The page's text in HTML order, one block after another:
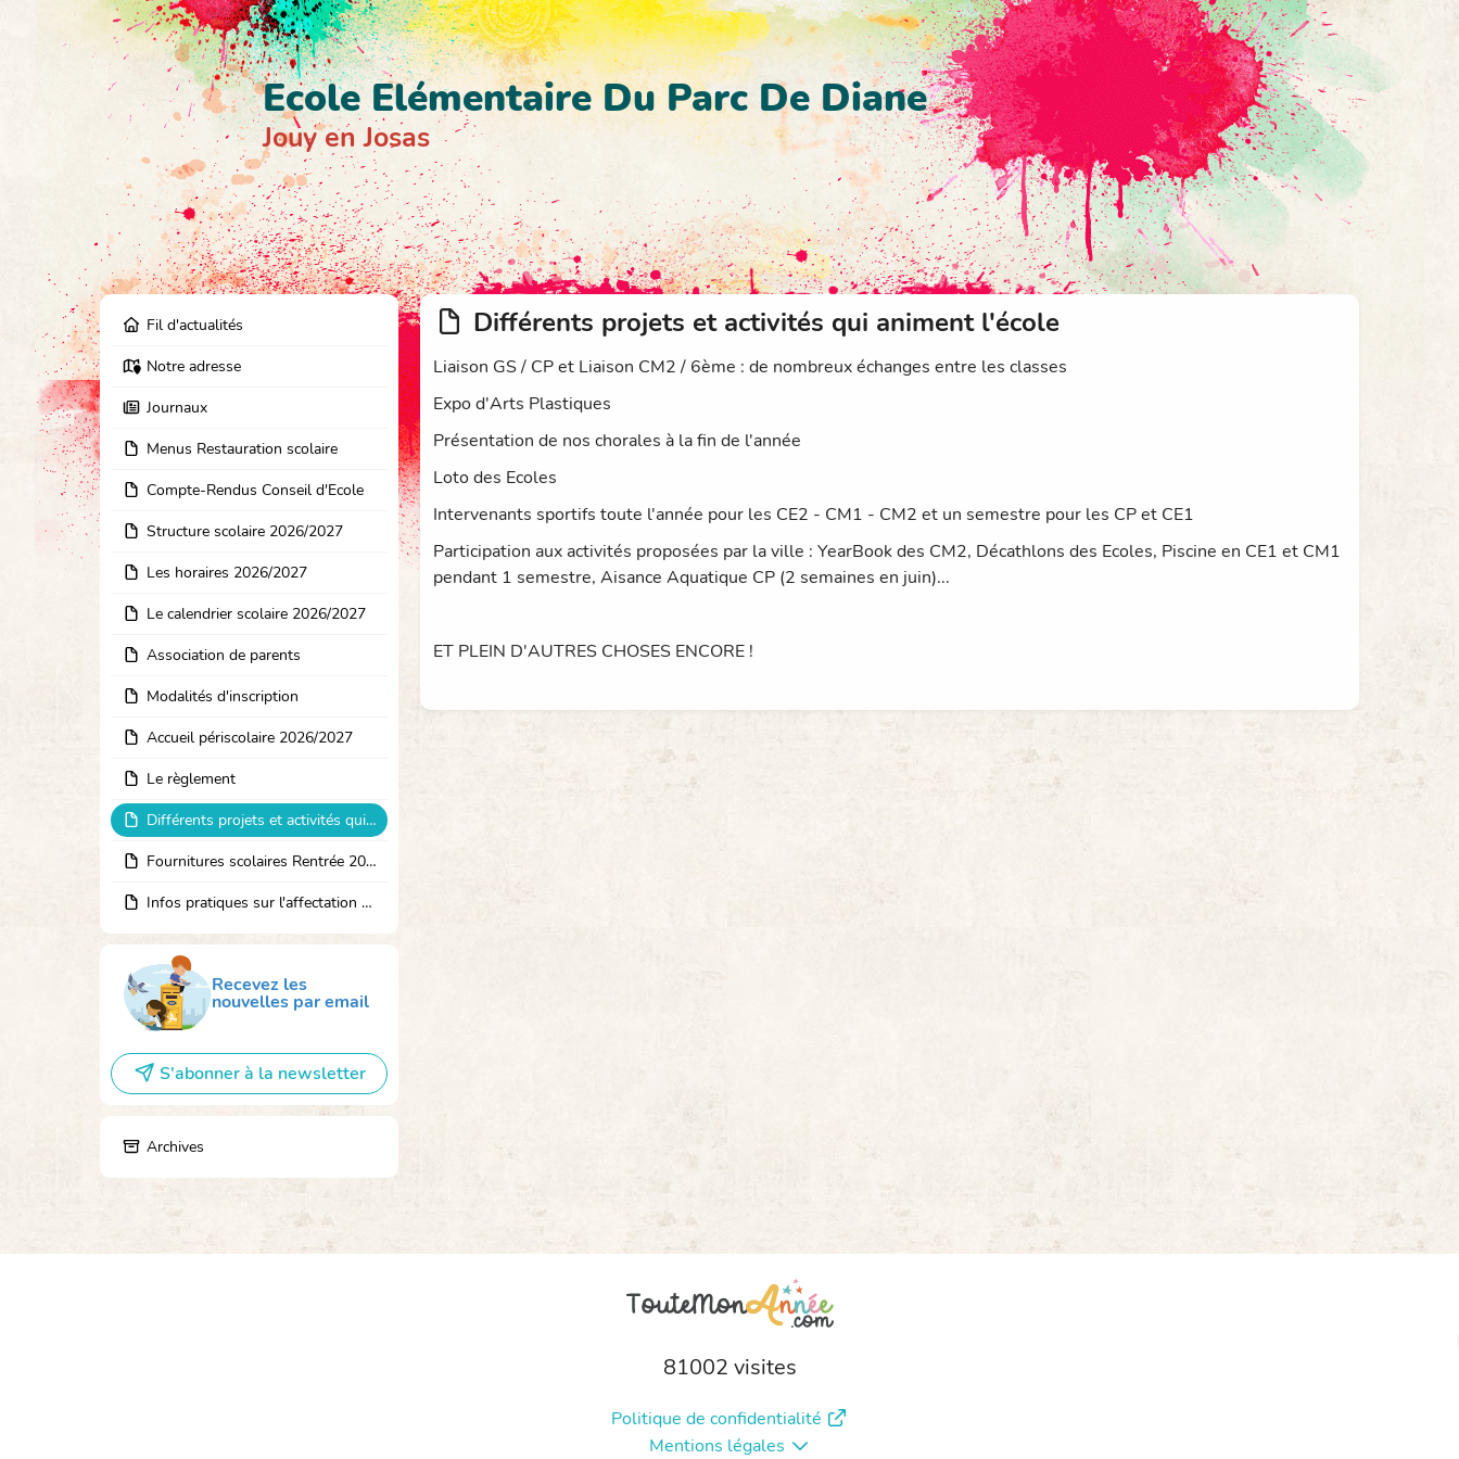
Ecole Elémentaire Du Parc De Diane
Jouy en Josas
Fil d'actualités
Notre adresse
Journaux
Menus Restauration scolaire
Compte-Rendus Conseil d'Ecole
Structure scolaire 2026/2027
Les horaires 2026/2027
Le calendrier scolaire 2026/2027
Association de parents
Modalités d'inscription
Accueil périscolaire 2026/2027
Le règlement
Différents projets et activités qui animent l'école
Fournitures scolaires Rentrée 2026/2027
Infos pratiques sur l'affectation en 6ème
Recevez les
nouvelles par email
S'abonner à la newsletter
Archives
Différents projets et activités qui animent l'école
Liaison GS / CP et Liaison CM2 / 6ème : de nombreux échanges entre les classes
Expo d'Arts Plastiques
Présentation de nos chorales à la fin de l'année
Loto des Ecoles
Intervenants sportifs toute l'année pour les CE2 - CM1 - CM2 et un semestre pour les CP et CE1
Participation aux activités proposées par la ville : YearBook des CM2, Décathlons des Ecoles, Piscine en CE1 et CM1
pendant 1 semestre, Aisance Aquatique CP (2 semaines en juin)...
ET PLEIN D'AUTRES CHOSES ENCORE !
81002 visites
Politique de confidentialité
Mentions légales